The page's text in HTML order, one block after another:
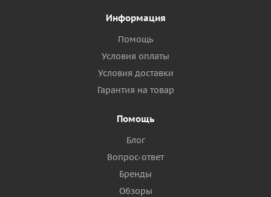
Информация
Помощь
Условия оплаты
Условия доставки
Гарантия на товар
Помощь
Блог
Вопрос-ответ
Бренды
Обзоры